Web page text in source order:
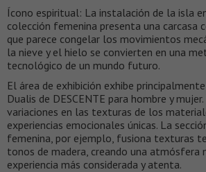
Ícono espiritual: La instalación de la isla
colección femenina presenta una carcasa
que parece congelar los movimientos
la nieve y el hielo se convierten en una
tecnológico de un mundo futuro.
El área de exhibición exhibe
Dualis de DESCENTE para hombre y
variaciones en las texturas de los
experiencias emocionales únicas. La
femenina, por ejemplo, fusiona texturas
tonos de madera, creando una atmósfera
experiencia más considerada y atenta.